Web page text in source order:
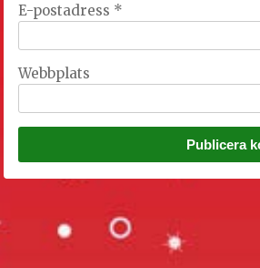
E-postadress *
Webbplats